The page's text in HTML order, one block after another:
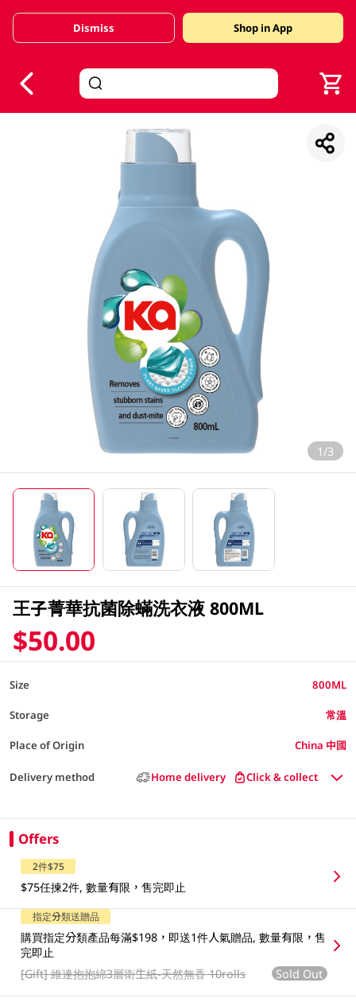
Valid Until 30 June 2026
Dismiss Shop in App
1/3
王子菁華抗菌除蟎洗衣液 800ML
$50.00
Size 800ML
Storage 常溫
Place of Origin China 中國
Delivery method Home delivery Click & collect
Offers
2件$75
$75任揀2件, 數量有限，售完即止
指定分類送贈品
購買指定分類產品每滿$198，即送1件人氣贈品, 數量有限，售
完即止
[Gift]維達抱抱綿3層衛生紙-天然無香 10rolls Sold Out